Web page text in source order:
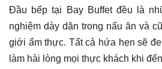
Đầu bếp tại Bay Buffet đều là
nghiệm dày dặn trong nấu ăn và
giới ẩm thực. Tất cả hứa hẹn sẽ
làm hài lòng mọi thực khách khi